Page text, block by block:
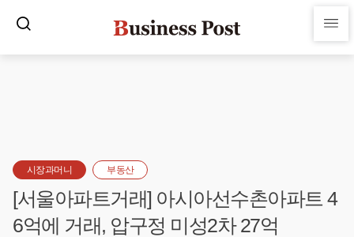
시장과머니 부동산
[서울아파트거래] 아시아선수촌아파트 4
6억에 거래, 압구정 미성2차 27억